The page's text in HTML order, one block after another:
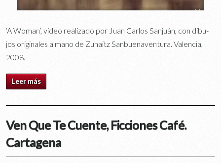
‘A Wo­man’, vi­deo rea­li­za­do por Juan Car­los San­juán, con di­bu­
jos ori­gi­na­les a mano de Zuhaitz San­bue­na­ven­tu­ra. Va­len­cia,
2008.
Leer más
Ven Que Te Cuente, Ficciones Café.
Cartagena